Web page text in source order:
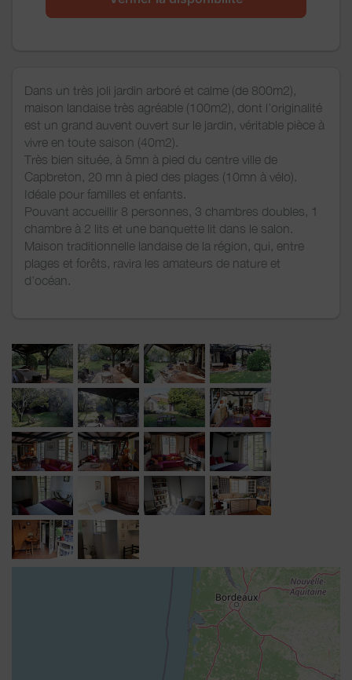
Dans un très joli jardin arboré et calme (de 800m2),
maison landaise très agréable (100m2), dont l’originalité
est un grand auvent ouvert sur le jardin, véritable pièce à
vivre en toute saison (40m2).
Très bien située, à 5mn à pied du centre ville de
Capbreton, 20 mn à pied des plages (10mn à vélo).
Idéale pour familles et enfants.
Pouvant accueillir 8 personnes, 3 chambres doubles, 1
chambre à 2 lits et une banquette lit dans le salon.
Maison traditionnelle landaise de la région, qui, entre
plages et forêts, ravira les amateurs de nature et
d’océan.